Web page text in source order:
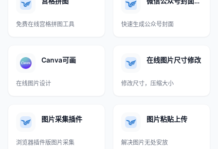
免费在线宫格拼图工具 快速生成公众号封面
Canva可画
在线图片设计
在线图片尺寸修改
修改尺寸，压缩大小
图片采集插件
浏览器插件版图片采集
图片粘贴上传
解决图片无处安放